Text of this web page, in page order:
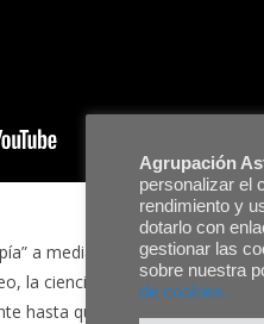
a mediados del siglo XIX
la ciencia intentaba
hasta que Boltzmann lo
Agrupación
personalizar el
rendimiento y
dotarlo con
gestionar las
sobre nuestra
de cookies.